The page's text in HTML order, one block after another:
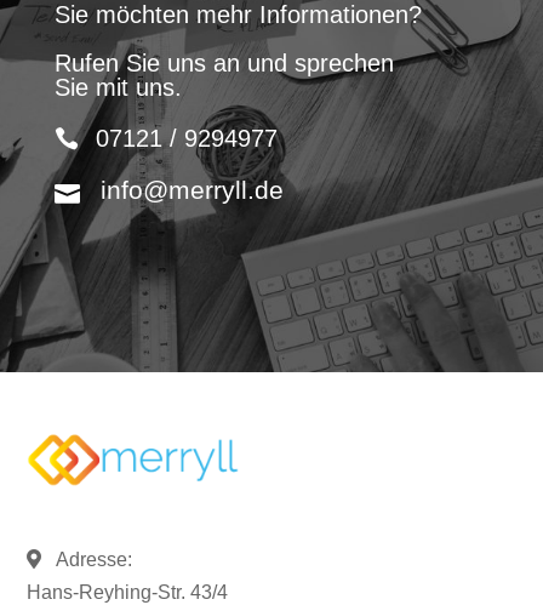
Sie möchten mehr Informationen?
Rufen Sie uns an und sprechen
Sie mit uns.
07121 / 9294977
info@merryll.de
Adresse:
Hans-Reyhing-Str. 43/4